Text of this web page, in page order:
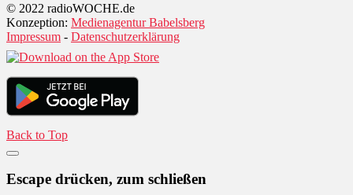
© 2022 radioWOCHE.de
Konzeption: Medienagentur Babelsberg
Impressum - Datenschutzerklärung
Back to Top
Escape drücken, zum schließen